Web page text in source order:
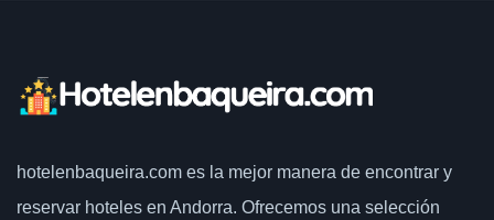
hotelenbaqueira.com es la mejor manera de encontrar y
reservar hoteles en Andorra. Ofrecemos una selección